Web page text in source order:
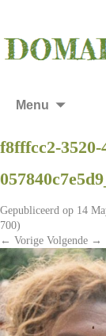
Menu
f8fffcc2-3520-
Gepubliceerd op 14
700)
← Vorige Volgende →